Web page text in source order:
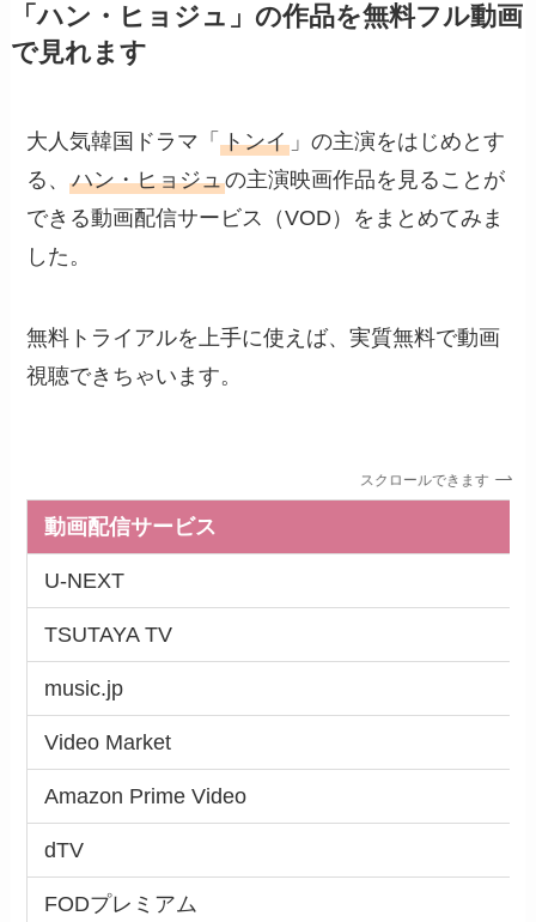
「ハン・ヒョジュ」の作品を無料フル動画
で見れます
大人気韓国ドラマ「トンイ 」の主演をはじめとす
る、ハン・ヒョジュの主演映画作品を見ることが
できる動画配信サービス（VOD）をまとめてみま
した。
無料トライアルを上手に使えば、実質無料で動画
視聴できちゃいます。
スクロールできます
動画配信サービス
U-NEXT
TSUTAYA TV
music.jp
Video Market
Amazon Prime Video
dTV
FODプレミアム